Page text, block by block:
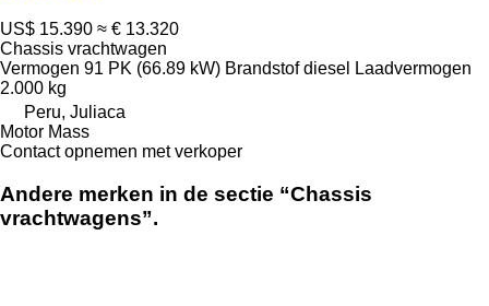
US$ 15.390 ≈ € 13.320
Chassis vrachtwagen
Vermogen 91 PK (66.89 kW) Brandstof diesel
Laadvermogen
2.000 kg
Peru, Juliaca
Motor Mass
Contact opnemen met verkoper
Andere merken in de sectie “Chassis
vrachtwagens”.